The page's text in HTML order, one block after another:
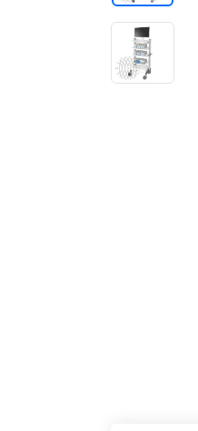
8 (800) 500-90-93